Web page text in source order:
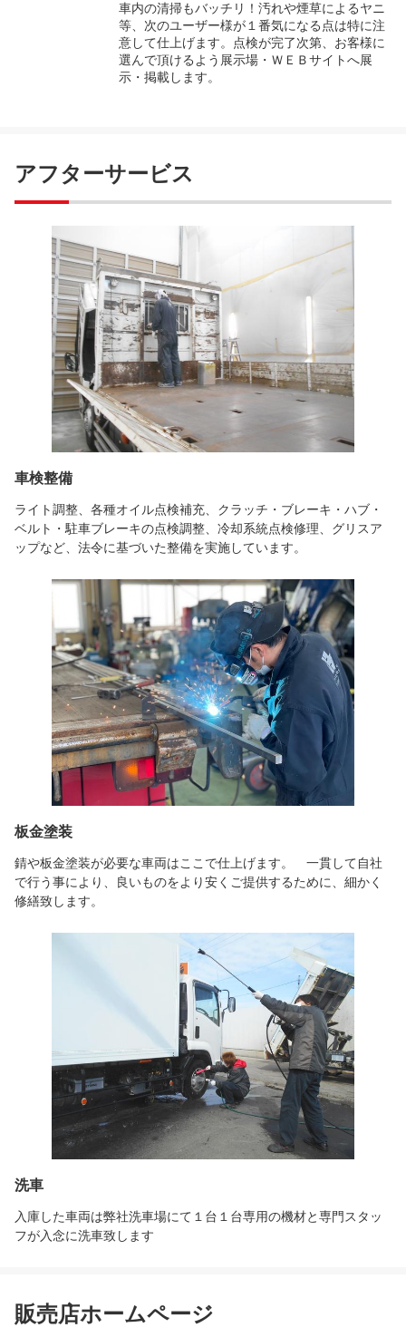
車内の清掃もバッチリ！汚れや煙草によるヤニ
等、次のユーザー様が１番気になる点は特に注
意して仕上げます。点検が完了次第、お客様に
選んで頂けるよう展示場・ＷＥＢサイトへ展
示・掲載します。
アフターサービス
車検整備
ライト調整、各種オイル点検補充、クラッチ・ブレーキ・ハブ・
ベルト・駐車ブレーキの点検調整、冷却系統点検修理、グリスア
ップなど、法令に基づいた整備を実施しています。
板金塗装
錆や板金塗装が必要な車両はここで仕上げます。 一貫して自社
で行う事により、良いものをより安くご提供するために、細かく
修繕致します。
洗車
入庫した車両は弊社洗車場にて１台１台専用の機材と専門スタッ
フが入念に洗車致します
販売店ホームページ